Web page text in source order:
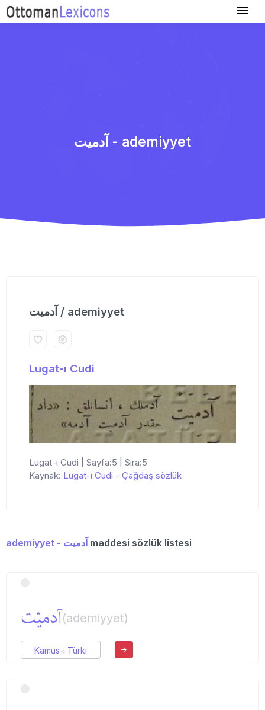
آدمیت - ademiyyet
آدمیت / ademiyyet
Lugat-ı Cudi
Lugat-ı Cudi | Sayfa:5 | Sıra:5
Kaynak: Lugat-ı Cudi - Çağdaş sözlük
ademiyyet - آدمیت maddesi sözlük listesi
آدمیّت(ademiyyet)
Kamus-ı Türki